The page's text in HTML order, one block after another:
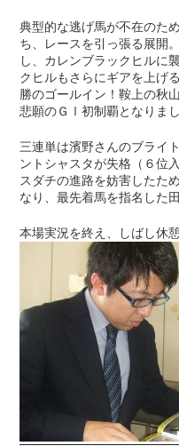
典型的な逃げ馬が不在のた
ち、レースを引っ張る展開
し、カレンブラックヒルに
クヒルもさらにギアを上げ
勝のゴールイン！鞍上の秋
悲願のＧⅠ初制覇となりまし
三連単は濱野さんのブライ
ントシャスタが失格（６位
スダチの進路を妨害したた
なり、最先着馬を指名した
本場実況を終え、しばし休